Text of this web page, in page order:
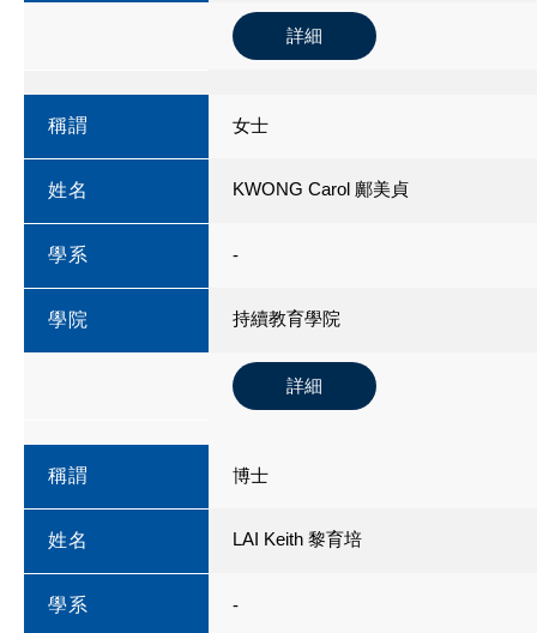
詳細
稱謂 女士
姓名 KWONG Carol 鄺美貞
學系 -
學院 持續教育學院
詳細
稱謂 博士
姓名 LAI Keith 黎育培
學系 -